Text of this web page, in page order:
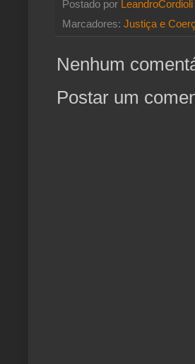
Postado por LeandroCordioli
Marcadores: Justiça e
Nenhum
Postar um